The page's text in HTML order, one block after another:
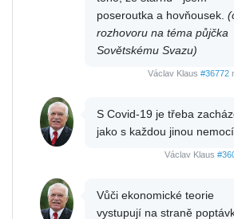
poseroutka a hovňousek.
rozhovoru na téma půjčka
Sovětskému Svazu)
Václav Klaus #36772
S Covid-19 je třeba
jako s každou jinou
Václav Klaus
Vůči ekonomické teorie
vystupují na straně